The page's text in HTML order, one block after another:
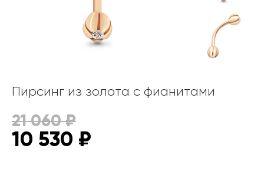
Пирсинг из золота с фианитами
21 060₽
10 530 ₽